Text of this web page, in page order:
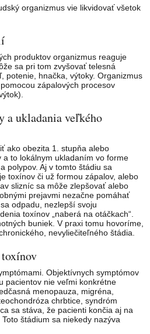
organizmus vie likvidovať všetok
produktov organizmus reaguje
sa pri tom zvyšovať telesná
potenie, hnačka, výtoky. Organizmus
zápalových procesov
a ukladania veľkého
ako obezita 1. stupňa alebo
to lokálnym ukladaním vo forme
polypov. Aj v tomto štádiu sa
toxínov či už formou zápalov, alebo
slizníc sa môže zlepšovať alebo
prejavmi nezačne pomáhať
odpadu, nezlepší svoju
toxínov „naberá na otáčkach“.
buniek. V praxi tomu hovoríme,
nevyliečiteľného štádia.
Objektívnych symptómov
pacientov nie veľmi konkrétne
menopauza, migréna,
chrbtice, syndróm
sa stáva, že pacienti končia aj na
štádium sa niekedy nazýva